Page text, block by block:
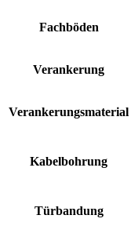
Fachböden
Verankerung
Verankerungsmaterial
Kabelbohrung
Türbandung